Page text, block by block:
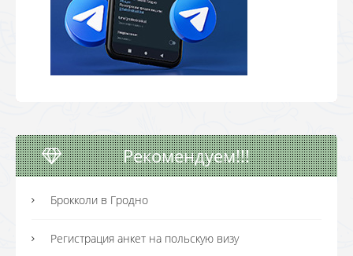
Рекомендуем!!!
Брокколи в Гродно
Регистрация анкет на польскую визу